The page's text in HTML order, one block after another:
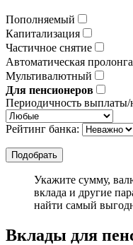
Пополняемый
Капитализация
Частичное снятие
Автоматическая
Мультивалютный
Для пенсионеров
Периодичность выплаты/
Рейтинг банка:
Укажите сумму,
вклада и другие
найти самый
Вклады для